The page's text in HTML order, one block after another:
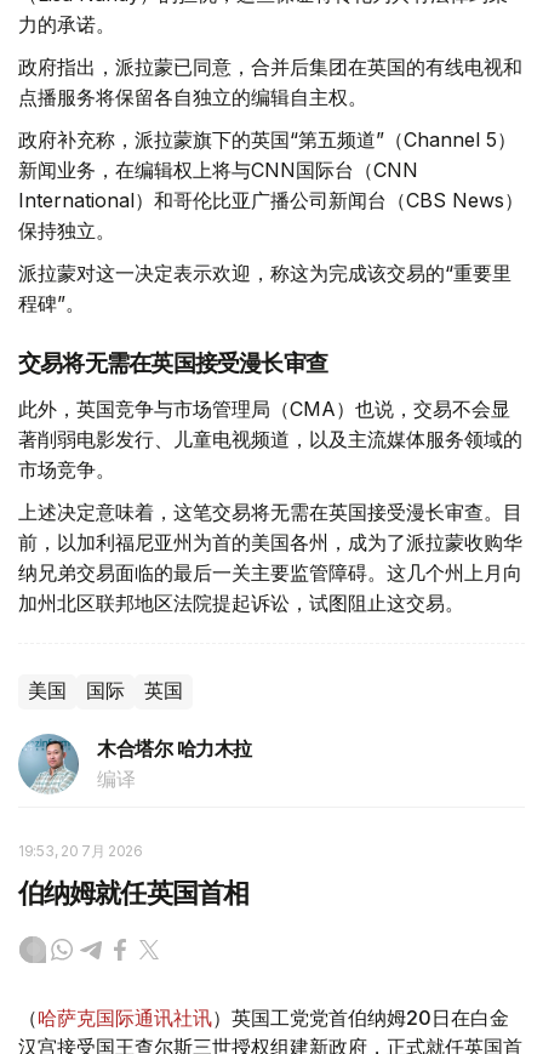
力的承诺。
政府指出，派拉蒙已同意，合并后集团在英国的有线电视和
点播服务将保留各自独立的编辑自主权。
政府补充称，派拉蒙旗下的英国“第五频道”（Channel 5）
新闻业务，在编辑权上将与CNN国际台（CNN
International）和哥伦比亚广播公司新闻台（CBS News）
保持独立。
派拉蒙对这一决定表示欢迎，称这为完成该交易的“重要里
程碑”。
交易将无需在英国接受漫长审查
此外，英国竞争与市场管理局（CMA）也说，交易不会显
著削弱电影发行、儿童电视频道，以及主流媒体服务领域的
市场竞争。
上述决定意味着，这笔交易将无需在英国接受漫长审查。目
前，以加利福尼亚州为首的美国各州，成为了派拉蒙收购华
纳兄弟交易面临的最后一关主要监管障碍。这几个州上月向
加州北区联邦地区法院提起诉讼，试图阻止这交易。
美国 国际 英国
木合塔尔 哈力木拉
编译
19:53, 20 7月 2026
伯纳姆就任英国首相
（哈萨克国际通讯社讯）英国工党党首伯纳姆20日在白金
汉宫接受国王查尔斯三世授权组建新政府，正式就任英国首